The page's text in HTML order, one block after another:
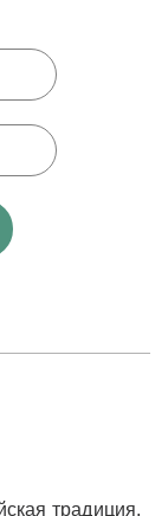
традиция,